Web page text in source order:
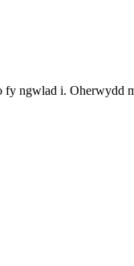
ngwlad i. Oherwydd